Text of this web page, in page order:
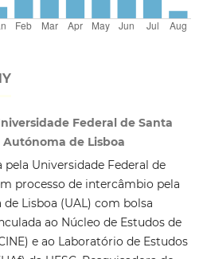
Federal de Santa
de Lisboa
Universidade Federal de
processo de intercâmbio pela
Lisboa (UAL) com bolsa
ao Núcleo de Estudos de
e ao Laboratório de Estudos